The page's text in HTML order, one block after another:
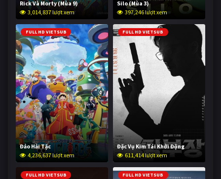
Rick Và Morty (Mùa 9)
3,014,837 lượt xem
Silo (Mùa 3)
397,246 lượt xem
FULL HD VIETSUB
Đảo Hải Tặc
4,236,637 lượt xem
FULL HD VIETSUB
Đặc Vụ Kim Tái Khởi Động
611,414 lượt xem
FULL HD VIETSUB FULL HD VIETSUB